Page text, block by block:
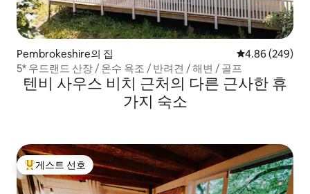
Pembrokeshire의 집 평점 4.86점(5
4.86 (249)
5* 우드랜드 산장 / 온수 욕조 / 반려견 / 해변 / 골프
텐비 사우스 비치 근처의 다른 근사한 휴
가지 숙소
상위 게스트 선호
게스트 선호